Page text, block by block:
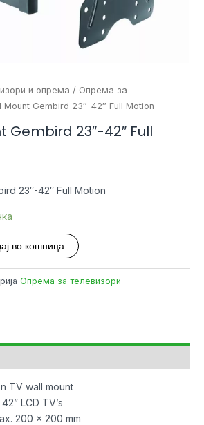
и опрема / Опрема за
Mount Gembird 23″-42″ Full Motion
Gembird 23″-42″ Full
23″-42″ Full Motion
во кошница
Опрема за телевизори
TV wall mount
LCD TV’s
200 x 200 mm